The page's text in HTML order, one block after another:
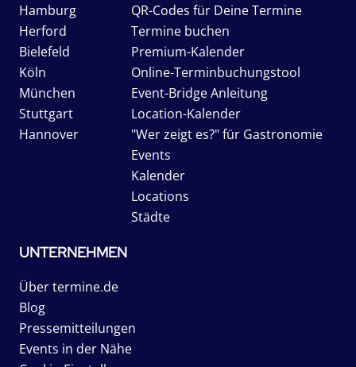
Hamburg
Herford
Bielefeld
Köln
München
Stuttgart
Hannover
QR-Codes für Deine Termine
Termine buchen
Premium-Kalender
Online-Terminbuchungstool
Event-Bridge Anleitung
Location-Kalender
"Wer zeigt es?" für Gastronomie
Events
Kalender
Locations
Städte
UNTERNEHMEN
Über termine.de
Blog
Pressemitteilungen
Events in der Nähe